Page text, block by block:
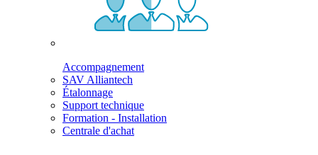
Accompagnement
SAV Alliantech
Étalonnage
Support technique
Formation - Installation
Centrale d'achat